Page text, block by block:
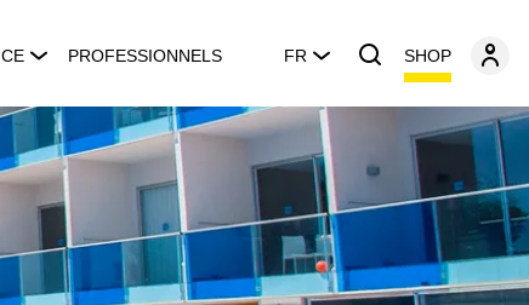
PROFESSIONNELS FR SHOP